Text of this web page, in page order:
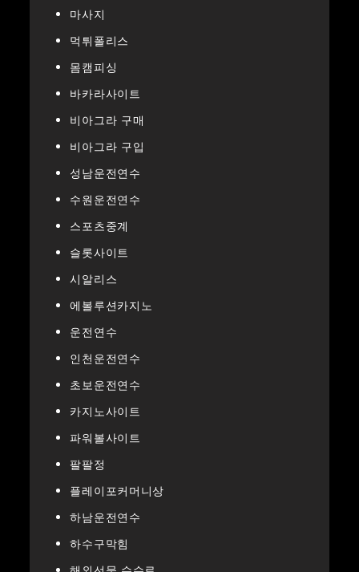
마사지
먹튀폴리스
몸캠피싱
바카라사이트
비아그라 구매
비아그라 구입
성남운전연수
수원운전연수
스포츠중계
슬롯사이트
시알리스
에볼루션카지노
운전연수
인천운전연수
초보운전연수
카지노사이트
파워볼사이트
팔팔정
플레이포커머니상
하남운전연수
하수구막힘